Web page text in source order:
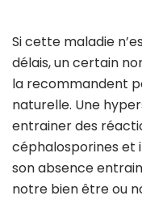
Si cette maladie
délais, un certain
la recommandent
naturelle. Une
entrainer des
céphalosporines et
son absence
notre bien être ou